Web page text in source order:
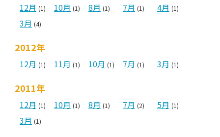
12月 (1) 10月 (1) 8月 (1) 7月 (1) 4月 (1)
3月 (4)
2012年
12月 (1) 11月 (1) 10月 (1) 7月 (1) 3月 (1)
2011年
12月 (1) 10月 (1) 8月 (1) 7月 (2) 5月 (1)
3月 (1)